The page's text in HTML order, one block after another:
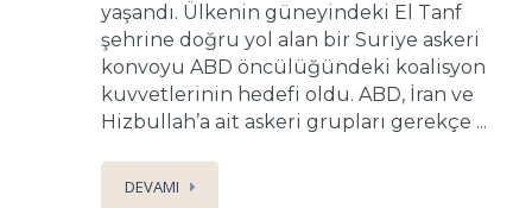
yaşandı. Ülkenin güneyindeki El Tanf
şehrine doğru yol alan bir Suriye askeri
konvoyu ABD öncülüğündeki koalisyon
kuvvetlerinin hedefi oldu. ABD, İran ve
Hizbullah’a ait askeri grupları gerekçe ...
DEVAMI